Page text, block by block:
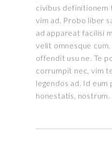
civibus
vim ad. Probo liber
ad appareat facilisi
velit omnesque
offendit usu ne. Te
corrumpit nec, vim
legendos ad. Id eum
honestatis, nostrum.